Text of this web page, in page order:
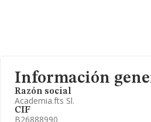
Información
Razón social
Academia.fts Sl.
CIF
B26888990